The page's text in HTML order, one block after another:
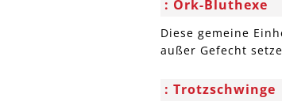
Ork-Bluthexe
Diese gemeine
außer Gefecht
Trotzschwinge